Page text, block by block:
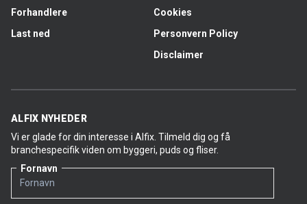
Forhandlere
Last ned
Cookies
Personvern Policy
Disclaimer
ALFIX NYHEDER
Vi er glade for din interesse i Alfix. Tilmeld dig og få
branchespecifik viden om byggeri, puds og fliser.
Fornavn